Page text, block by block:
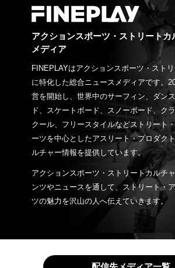
アクションスポーツ・ストリートカ
メディア
FINEPLAYはアクションスポーツ・スト
に特化した総合ニュースメディアです。
営を開始し、世界中のサーフィン、ダン
ド、スケートボード、スノーボード、ク
クール、フリースタイルなどストリート
ーツを中心としたアスリート・プロダク
ルチャー情報を提供しています。
アクションスポーツ・ストリートカルチ
ンツやニュースを通して、ストリート・
ツの魅力を沢山の人へ伝えていきます。